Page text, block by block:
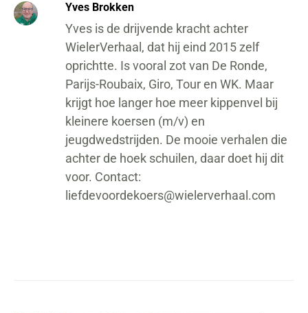
Yves Brokken
Yves is de drijvende kracht achter
WielerVerhaal, dat hij eind 2015 zelf
oprichtte. Is vooral zot van De Ronde,
Parijs-Roubaix, Giro, Tour en WK. Maar
krijgt hoe langer hoe meer kippenvel bij
kleinere koersen (m/v) en
jeugdwedstrijden. De mooie verhalen die
achter de hoek schuilen, daar doet hij dit
voor. Contact:
liefdevoordekoers@wielerverhaal.com